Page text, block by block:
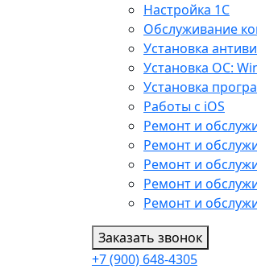
Настройка 1С
Обслуживание
Установка
Установка ОС:
Установка
Работы с iOS
Ремонт и
Ремонт и
Ремонт и
Ремонт и
Ремонт и
Заказать звонок
+7 (900) 648-4305